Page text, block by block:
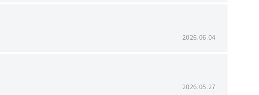
2026.06.04
2026.05.27